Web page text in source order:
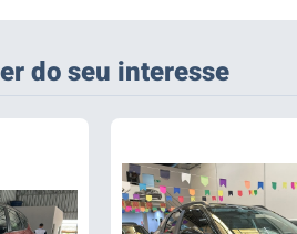
do seu interesse